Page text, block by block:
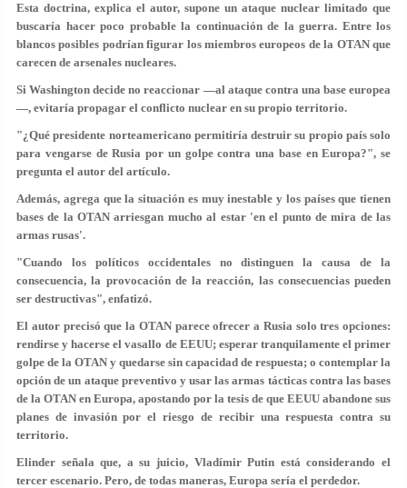
Esta doctrina, explica el autor, supone un ataque nuclear limitado que
buscaría hacer poco probable la continuación de la guerra. Entre los
blancos posibles podrían figurar los miembros europeos de la OTAN que
carecen de arsenales nucleares.
Si Washington decide no reaccionar —al ataque contra una base europea
—, evitaría propagar el conflicto nuclear en su propio territorio.
"¿Qué presidente norteamericano permitiría destruir su propio país solo
para vengarse de Rusia por un golpe contra una base en Europa?", se
pregunta el autor del artículo.
Además, agrega que la situación es muy inestable y los países que tienen
bases de la OTAN arriesgan mucho al estar 'en el punto de mira de las
armas rusas'.
"Cuando los políticos occidentales no distinguen la causa de la
consecuencia, la provocación de la reacción, las consecuencias pueden
ser destructivas", enfatizó.
El autor precisó que la OTAN parece ofrecer a Rusia solo tres opciones:
rendirse y hacerse el vasallo de EEUU; esperar tranquilamente el primer
golpe de la OTAN y quedarse sin capacidad de respuesta; o contemplar la
opción de un ataque preventivo y usar las armas tácticas contra las bases
de la OTAN en Europa, apostando por la tesis de que EEUU abandone sus
planes de invasión por el riesgo de recibir una respuesta contra su
territorio.
Elinder señala que, a su juicio, Vladímir Putin está considerando el
tercer escenario. Pero, de todas maneras, Europa sería el perdedor.